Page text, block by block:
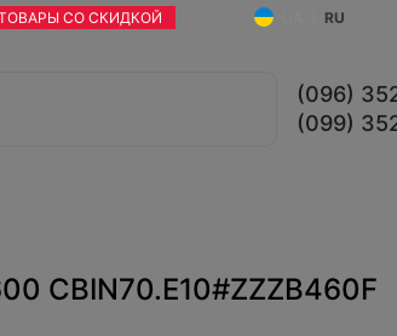
СО СКИДКОЙ RU
(096)
(099)
CBIN70.E10#ZZZB460F